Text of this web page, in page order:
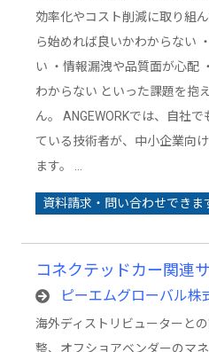
効率化やコスト削減に取り組
ら始めれば良いかわからない
い ・情報漏洩や品質面が心配
わからない といった課題を抱
ん。 ANGEWORKでは、自社
ている技術者が、中小企業向
ます。 …
資料請求・問い合わせできま
コネクテッドカー関連
ピーエムグローバル株
海外ディストリビューターとの
整、オフショアベンダーのマ